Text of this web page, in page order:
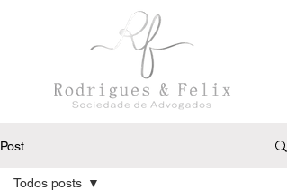
Post
Todos posts